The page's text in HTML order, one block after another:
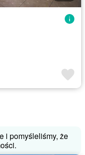
i pomyśleliśmy, że